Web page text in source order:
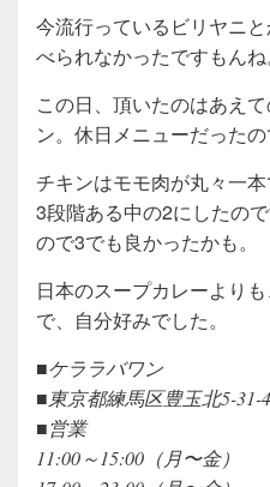
今流行っているビリヤニ
べられなかったですもんね
この日、頂いたのはあえ
ン。休日メニューだった
チキンはモモ肉が丸々一
3段階ある中の2にしたの
ので3でも良かったかも。
日本のスープカレーより
で、自分好みでした。
■ケララバワン
■東京都練馬区豊玉北5-
■営業
11:00～15:00（月〜金）